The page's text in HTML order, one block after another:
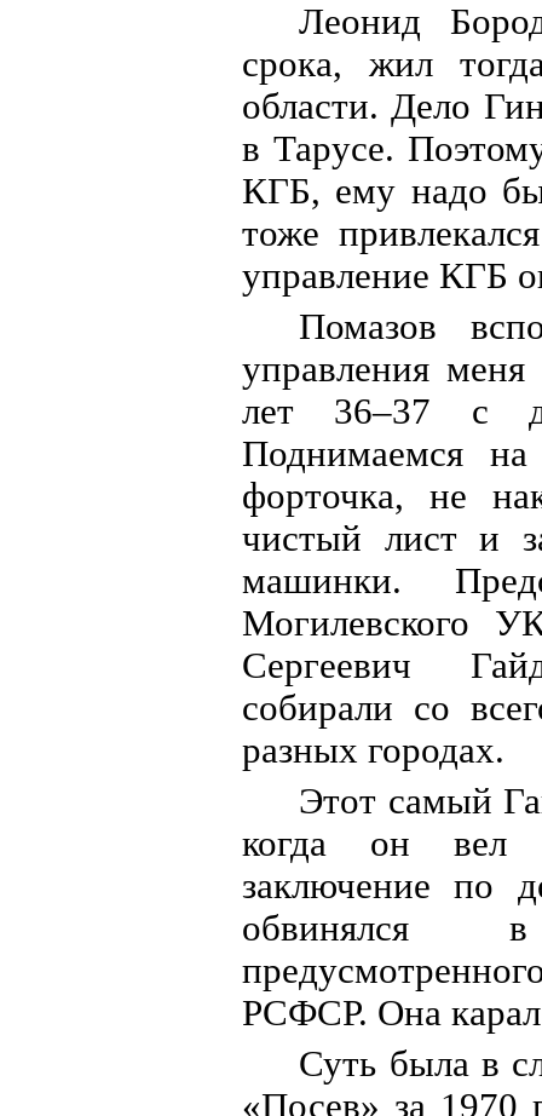
Леонид
срока, жил
области. Дело
в Тарусе.
КГБ, ему надо
тоже
управление КГБ
Помазов
управления
лет 36–37 с
Поднимаемся
форточка, не
чистый лист и
машинки.
Могилевского
Сергеевич
собирали со
разных городах.
Этот самый
когда он вел
заключение по
обвинялся в
РСФСР. Она
Суть была в
«Посев» за 1970